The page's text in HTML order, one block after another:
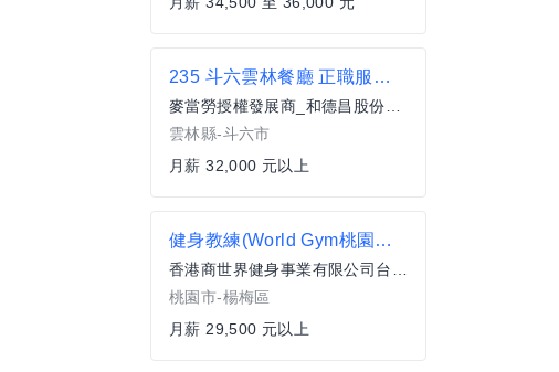
235 斗六雲林餐廳 正職服務員(全職)
麥當勞授權發展商_和德昌股份有限公司
雲林縣-斗六市
月薪 32,000 元以上
健身教練(World Gym桃園楊梅店)
香港商世界健身事業有限公司台灣分公司
桃園市-楊梅區
月薪 29,500 元以上